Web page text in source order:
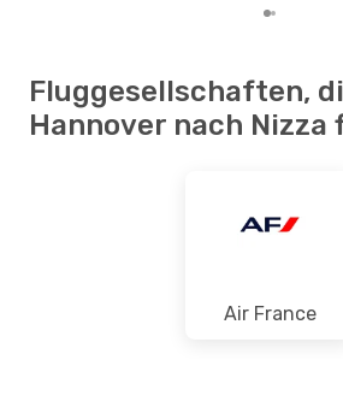
Fluggesellschaften,
Hannover nach Nizza
Air France